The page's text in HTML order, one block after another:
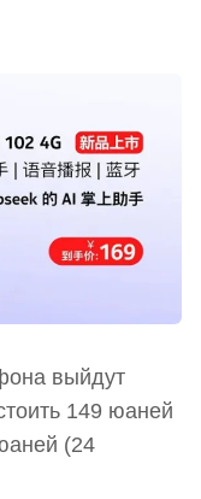
выйдут
149 юаней
(24